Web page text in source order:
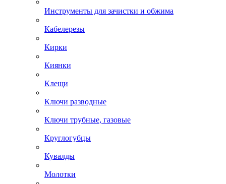
Инструменты для зачистки и обжима
Кабелерезы
Кирки
Киянки
Клещи
Ключи разводные
Ключи трубные, газовые
Круглогубцы
Кувалды
Молотки